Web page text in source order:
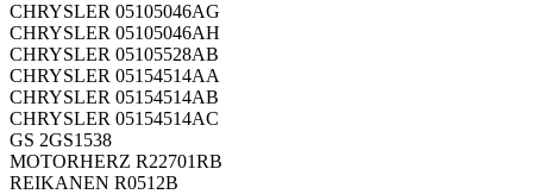
CHRYSLER 05105046AG
CHRYSLER 05105046AH
CHRYSLER 05105528AB
CHRYSLER 05154514AA
CHRYSLER 05154514AB
CHRYSLER 05154514AC
GS 2GS1538
MOTORHERZ R22701RB
REIKANEN R0512B